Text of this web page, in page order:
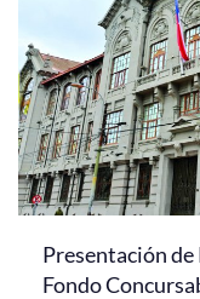
Presentación
Fondo